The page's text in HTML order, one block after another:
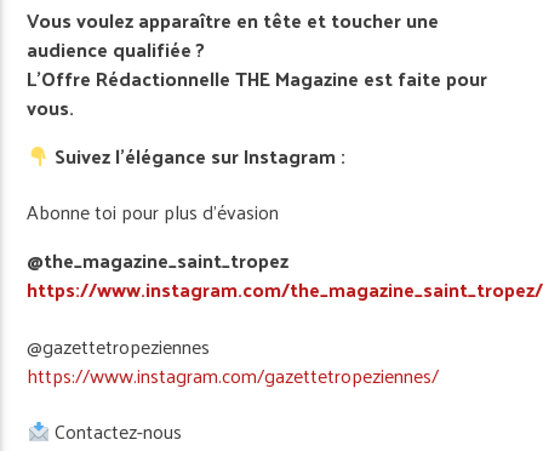
Vous voulez apparaître en tête et toucher une
audience qualifiée ?
L’Offre Rédactionnelle THE Magazine est faite pour
vous.
Suivez l’élégance sur Instagram :
Abonne toi pour plus d’évasion
@the_magazine_saint_tropez
https://www.instagram.com/the_magazine_saint_tropez/
@gazettetropeziennes
https://www.instagram.com/gazettetropeziennes/
Contactez-nous